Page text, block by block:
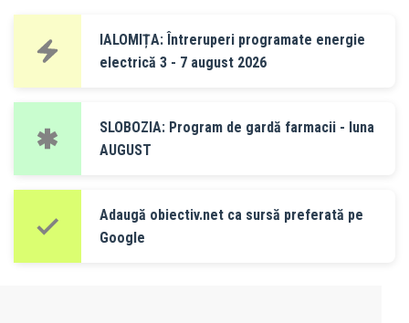
IALOMIȚA: Întreruperi programate energie
electrică 3 - 7 august 2026
SLOBOZIA: Program de gardă farmacii - luna
AUGUST
Adaugă obiectiv.net ca sursă preferată pe
Google